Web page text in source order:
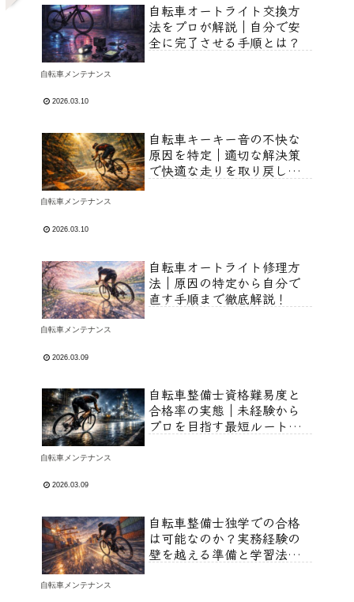
自転車メンテナンス
自転車オートライト交換方
法をプロが解説｜自分で安
全に完了させる手順とは？
2026.03.10
自転車メンテナンス
自転車キーキー音の不快な
原因を特定｜適切な解決策
で快適な走りを取り戻しま
2026.03.10
自転車メンテナンス
自転車オートライト修理方
法｜原因の特定から自分で
直す手順まで徹底解説！
2026.03.09
自転車メンテナンス
自転車整備士資格難易度と
合格率の実態｜未経験から
プロを目指す最短ルートと
2026.03.09
自転車メンテナンス
自転車整備士独学での合格
は可能なのか？実務経験の
壁を越える準備と学習法を